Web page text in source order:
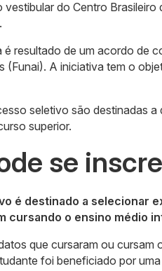
vestibular do Centro
é resultado de um acordo de
(Funai). A iniciativa tem o
seletivo são destinadas
superior.
se
é destinado a selecionar
cursando o ensino médio
que cursaram ou cursam
foi beneficiado por